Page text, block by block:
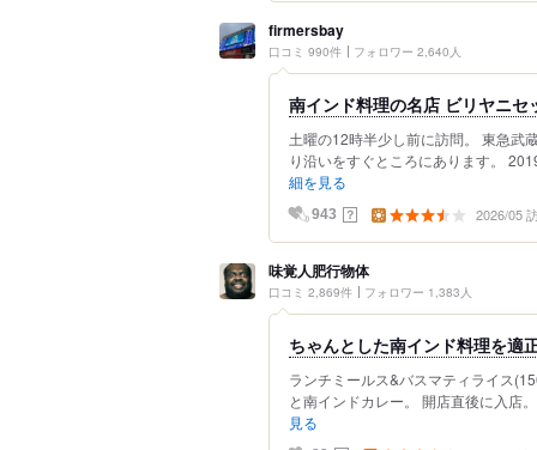
firmersbay
口コミ 990件 フォロワー 2,640人
南インド料理の名店 ビリヤニセ
土曜の12時半少し前に訪問。 東急武
り沿いをすぐところにあります。
細を見る
943 ？ 2026/05
味覚人肥行物体
口コミ 2,869件 フォロワー 1,383人
ちゃんとした南インド料理を適
ランチミールス&バスマティライス
と南インドカレー。 開店直後に入店
見る